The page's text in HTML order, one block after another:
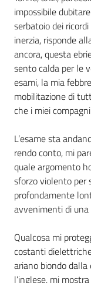
impossibile
serbatoio dei
inerzia, risponde
ancora, questa
sento calda per le
esami, la mia
mobilitazione di
che i miei
L’esame sta
rendo conto, mi
quale argomento
sforzo violento per
profondamente
avvenimenti di
Qualcosa mi
costanti
ariano biondo dalla
l’inglese, mi